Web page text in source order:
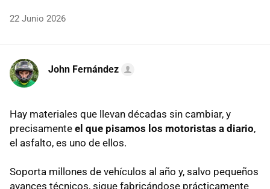
22 Junio 2026
John Fernández
Hay materiales que llevan décadas sin cambiar, y
precisamente el que pisamos los motoristas a diario,
el asfalto, es uno de ellos.
Soporta millones de vehículos al año y, salvo pequeños
avances técnicos, sigue fabricándose prácticamente